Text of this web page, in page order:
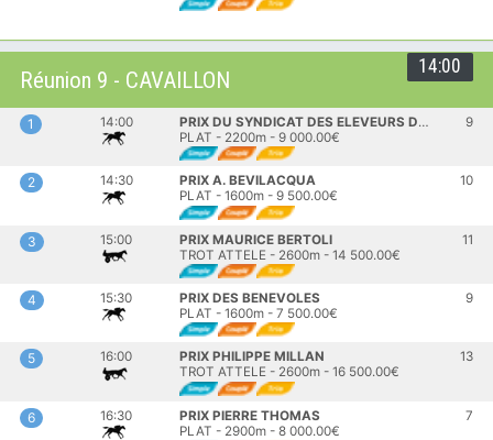
14:00
Réunion 9 - CAVAILLON
1 14:00
PRIX DU SYNDICAT DES ELEVEURS DU SUD-EST
PLAT - 2200m - 9 000.00€
9
2 14:30
PRIX A. BEVILACQUA
PLAT - 1600m - 9 500.00€
10
3 15:00
PRIX MAURICE BERTOLI
TROT ATTELE - 2600m - 14 500.00€
11
4 15:30
PRIX DES BENEVOLES
PLAT - 1600m - 7 500.00€
9
5 16:00
PRIX PHILIPPE MILLAN
TROT ATTELE - 2600m - 16 500.00€
13
6 16:30
PRIX PIERRE THOMAS
PLAT - 2900m - 8 000.00€
7